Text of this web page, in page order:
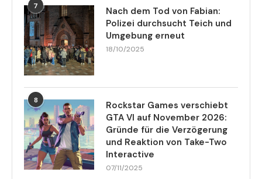
7
Nach dem Tod von Fabian:
Polizei durchsucht Teich und
Umgebung erneut
18/10/2025
8
Rockstar Games verschiebt
GTA VI auf November 2026:
Gründe für die Verzögerung
und Reaktion von Take-Two
Interactive
07/11/2025